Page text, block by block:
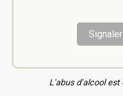
L'abus d'alcool est